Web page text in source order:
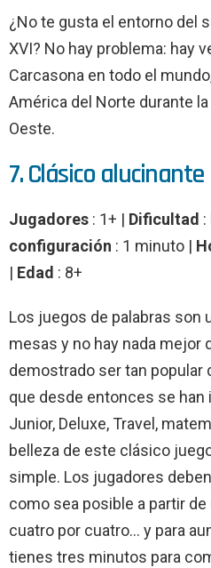
¿No te gusta el entorno del
XVI? No hay problema: hay
Carcasona en todo el
América del Norte durante
Oeste.
7. Clásico alucinante
Jugadores : 1+ | Dificultad
configuración : 1 minuto |
| Edad : 8+
Los juegos de palabras son
mesas y no hay nada mejor
demostrado ser tan popular
que desde entonces se
Junior, Deluxe, Travel,
belleza de este clásico
simple. Los jugadores
como sea posible a partir
cuatro por cuatro… y para
tienes tres minutos para